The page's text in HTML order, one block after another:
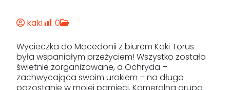
kaki
0
Wycieczka do Macedonii z biurem Kaki Torus
była wspaniałym przeżyciem! Wszystko zostało
świetnie zorganizowane, a Ochryda –
zachwycająca swoim urokiem – na długo